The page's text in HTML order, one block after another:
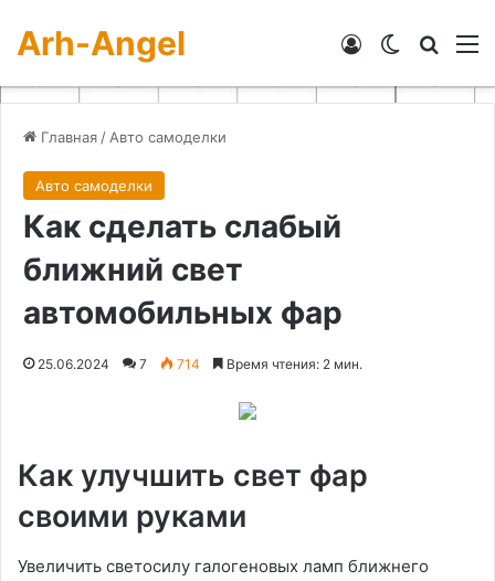
Arh-Angel Switch skin
Войти
Главная / Авто самоделки
Авто самоделки
Как сделать слабый
ближний свет
автомобильных фар
25.06.2024 7 714 Время чтения: 2 мин.
Как улучшить свет фар
своими руками
Увеличить светосилу галогеновых ламп ближнего